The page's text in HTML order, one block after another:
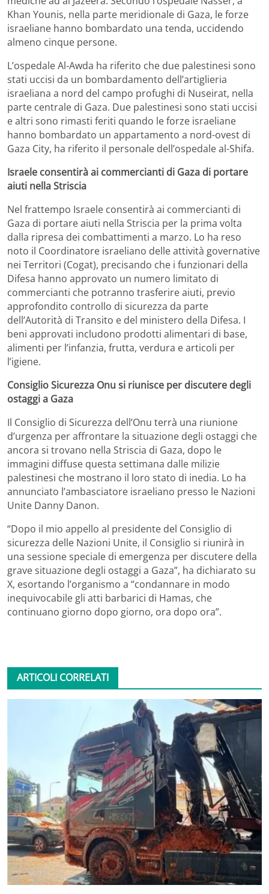
Khan Younis, nella parte meridionale di Gaza, le forze
israeliane hanno bombardato una tenda, uccidendo
almeno cinque persone.
L’ospedale Al-Awda ha riferito che due palestinesi sono
stati uccisi da un bombardamento dell’artiglieria
israeliana a nord del campo profughi di Nuseirat, nella
parte centrale di Gaza. Due palestinesi sono stati uccisi
e altri sono rimasti feriti quando le forze israeliane
hanno bombardato un appartamento a nord-ovest di
Gaza City, ha riferito il personale dell’ospedale al-Shifa.
Israele consentirà ai commercianti di Gaza di portare
aiuti nella Striscia
Nel frattempo Israele consentirà ai commercianti di
Gaza di portare aiuti nella Striscia per la prima volta
dalla ripresa dei combattimenti a marzo. Lo ha reso
noto il Coordinatore israeliano delle attività governative
nei Territori (Cogat), precisando che i funzionari della
Difesa hanno approvato un numero limitato di
commercianti che potranno trasferire aiuti, previo
approfondito controllo di sicurezza da parte
dell’Autorità di Transito e del ministero della Difesa. I
beni approvati includono prodotti alimentari di base,
alimenti per l’infanzia, frutta, verdura e articoli per
l’igiene.
Consiglio Sicurezza Onu si riunisce per discutere degli
ostaggi a Gaza
Il Consiglio di Sicurezza dell’Onu terrà una riunione
d’urgenza per affrontare la situazione degli ostaggi che
ancora si trovano nella Striscia di Gaza, dopo le
immagini diffuse questa settimana dalle milizie
palestinesi che mostrano il loro stato di inedia. Lo ha
annunciato l’ambasciatore israeliano presso le Nazioni
Unite Danny Danon.
“Dopo il mio appello al presidente del Consiglio di
sicurezza delle Nazioni Unite, il Consiglio si riunirà in
una sessione speciale di emergenza per discutere della
grave situazione degli ostaggi a Gaza”, ha dichiarato su
X, esortando l’organismo a “condannare in modo
inequivocabile gli atti barbarici di Hamas, che
continuano giorno dopo giorno, ora dopo ora”.
ARTICOLI CORRELATI